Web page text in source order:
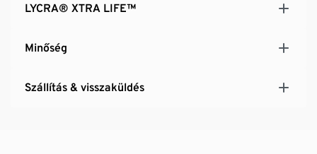
LYCRA® XTRA LIFE™
Minőség
Szállítás & visszaküldés